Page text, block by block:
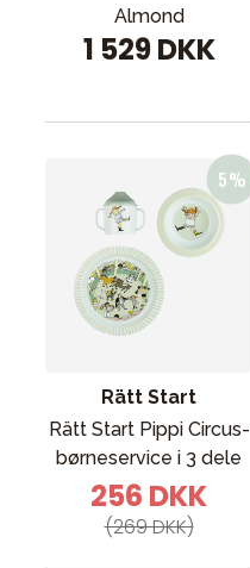
Almond
1 529 DKK
Rätt Start
Rätt Start Pippi Circus-
børneservice i 3 dele
256 DKK
(269 DKK)